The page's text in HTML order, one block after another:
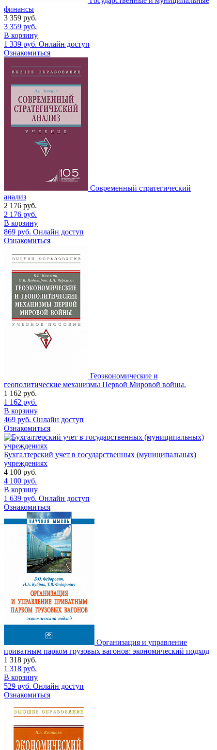
финансы
3 359 руб.
3 359 руб.
В корзину
1 339 руб. Онлайн доступ
Ознакомиться
Современный стратегический
анализ
2 176 руб.
2 176 руб.
В корзину
869 руб. Онлайн доступ
Ознакомиться
Геоэкономические и
геополитические механизмы Первой Мировой войны.
1 162 руб.
1 162 руб.
В корзину
469 руб. Онлайн доступ
Ознакомиться
Бухгалтерский учет в государственных (муниципальных)
учреждениях
4 100 руб.
4 100 руб.
В корзину
1 639 руб. Онлайн доступ
Ознакомиться
Организация и управление
приватным парком грузовых вагонов: экономический подход
1 318 руб.
1 318 руб.
В корзину
529 руб. Онлайн доступ
Ознакомиться